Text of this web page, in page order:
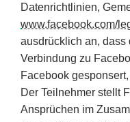
Datenrichtlinien,
www.facebook.com/
ausdrücklich an,
Verbindung zu
Facebook
Der Teilnehmer stellt
Ansprüchen im